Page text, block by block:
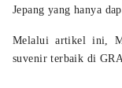
Jepang yang hanya
Melalui artikel ini,
suvenir terbaik di